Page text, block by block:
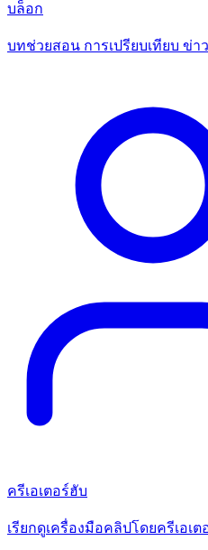
บล็อก
บทช่วยสอน การเปรียบเทียบ ข่
ครีเอเตอร์ฮับ
เรียกดูเครื่องมือคลิปโดยครีเอ